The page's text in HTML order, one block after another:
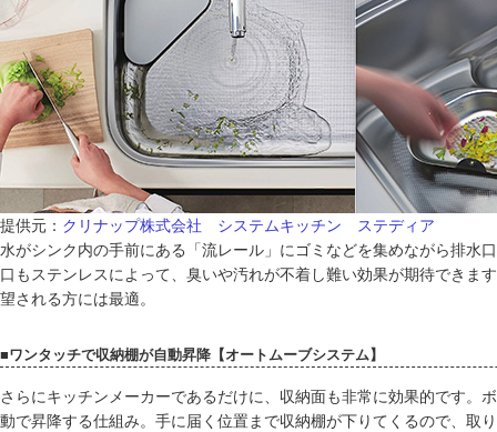
提供元： クリナップ株式会社 システムキッチン ステディア
水がシンク内の手前にある「流レール」にゴミなどを集めながら排水
口もステンレスによって、臭いや汚れが不着し難い効果が期待できま
望される方には最適。
■ワンタッチで収納棚が自動昇降【オートムーブシステム】
さらにキッチンメーカーであるだけに、収納面も非常に効果的です。
動で昇降する仕組み。手に届く位置まで収納棚が下りてくるので、取